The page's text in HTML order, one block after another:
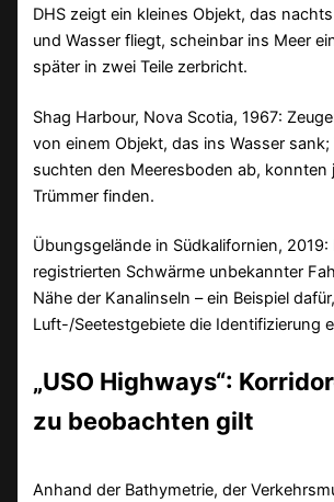
DHS zeigt ein kleines Objekt, das
und Wasser fliegt, scheinbar ins Meer
später in zwei Teile zerbricht.
Shag Harbour, Nova Scotia, 1967:
von einem Objekt, das ins Wasser sank;
suchten den Meeresboden ab, konnten
Trümmer finden.
Übungsgelände in Südkalifornien,
registrierten Schwärme unbekannter
Nähe der Kanalinseln – ein Beispiel
Luft-/Seetestgebiete die Identifizierung
„USO Highways“:
zu beobachten gilt
Anhand der Bathymetrie, der